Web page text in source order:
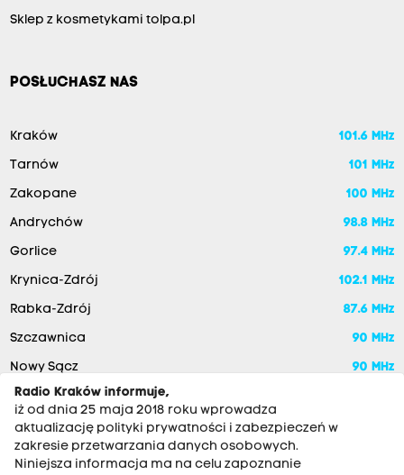
Sklep z kosmetykami tolpa.pl
POSŁUCHASZ NAS
Kraków 101.6 MHz
Tarnów 101 MHz
Zakopane 100 MHz
Andrychów 98.8 MHz
Gorlice 97.4 MHz
Krynica-Zdrój 102.1 MHz
Rabka-Zdrój 87.6 MHz
Szczawnica 90 MHz
Nowy Sącz
90 MHz
Radio Kraków informuje,
iż od dnia 25 maja 2018 roku wprowadza
aktualizację polityki prywatności i zabezpieczeń w
zakresie przetwarzania danych osobowych.
Niniejsza informacja ma na celu zapoznanie